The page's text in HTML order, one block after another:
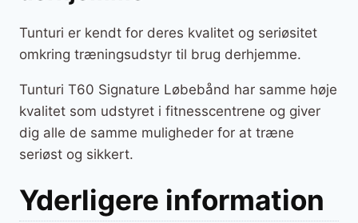
Tunturi er kendt for deres kvalitet og seriøsitet
omkring træningsudstyr til brug derhjemme.
Tunturi T60 Signature Løbebånd har samme høje
kvalitet som udstyret i fitnesscentrene og giver
dig alle de samme muligheder for at træne
seriøst og sikkert.
Yderligere information